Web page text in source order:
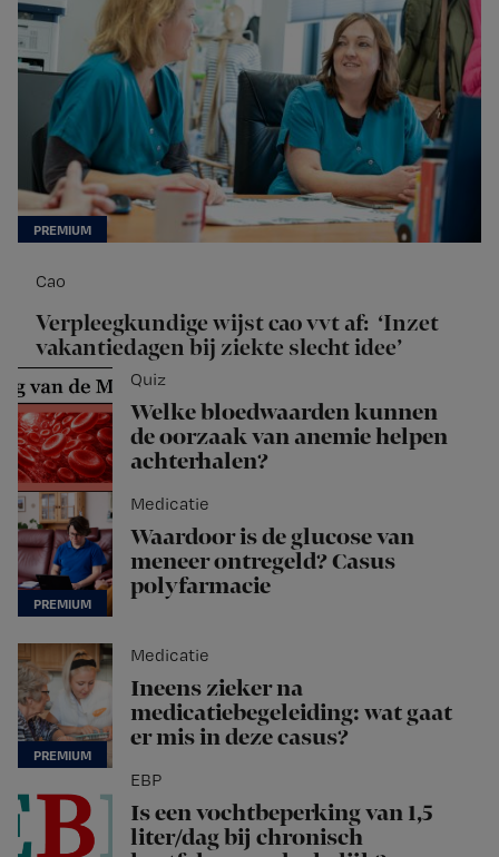
Cao
Verpleegkundige wijst cao vvt af: ‘Inzet
vakantiedagen bij ziekte slecht idee’
Quiz
Welke bloedwaarden kunnen
de oorzaak van anemie helpen
achterhalen?
Medicatie
Waardoor is de glucose van
meneer ontregeld? Casus
polyfarmacie
Medicatie
Ineens zieker na
medicatiebegeleiding: wat gaat
er mis in deze casus?
EBP
Is een vochtbeperking van 1,5
liter/dag bij chronisch